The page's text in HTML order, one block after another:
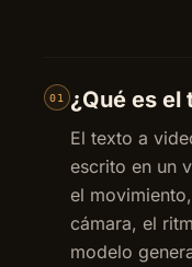
01 ¿Qué es el
El texto a
escrito en un
el
cámara, el
modelo